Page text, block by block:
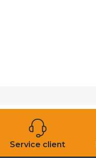
Service client